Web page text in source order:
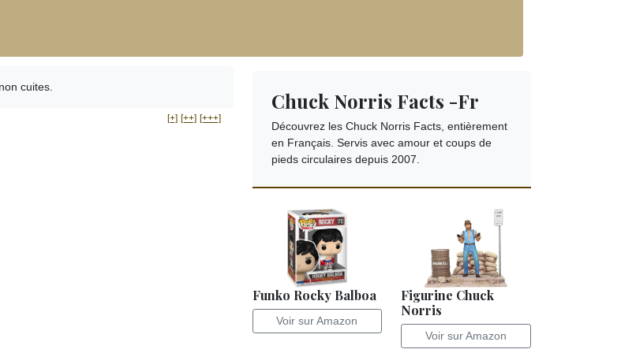
cuites.
[+] [++] [+++]
Chuck Norris Facts -Fr
Découvrez les Chuck Norris Facts, entièrement
en Français. Servis avec amour et coups de
pieds circulaires depuis 2007.
Funko Rocky Balboa
Voir sur Amazon
Figurine Chuck
Norris
Voir sur Amazon